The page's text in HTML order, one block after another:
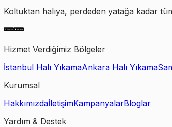
Koltuktan halıya, perdeden yatağa kadar
Hizmet Verdiğimiz Bölgeler
İstanbul Halı YıkamaAnkara Halı Yıkama
Kurumsal
HakkımızdaİletişimKampanyalarBloglar
Yardım & Destek